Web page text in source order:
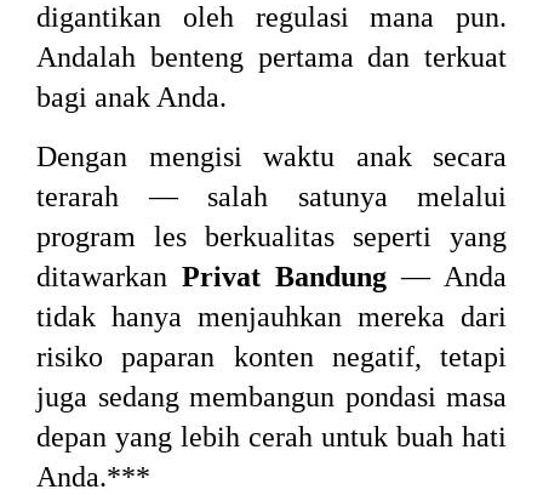
digantikan oleh regulasi mana pun.
Andalah benteng pertama dan terkuat
bagi anak Anda.
Dengan mengisi waktu anak secara
terarah — salah satunya melalui
program les berkualitas seperti yang
ditawarkan Privat Bandung — Anda
tidak hanya menjauhkan mereka dari
risiko paparan konten negatif, tetapi
juga sedang membangun pondasi masa
depan yang lebih cerah untuk buah hati
Anda.***